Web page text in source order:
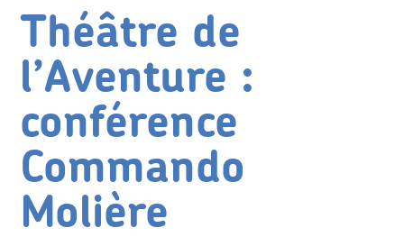
Théâtre de
l’Aventure :
conférence
Commando
Molière